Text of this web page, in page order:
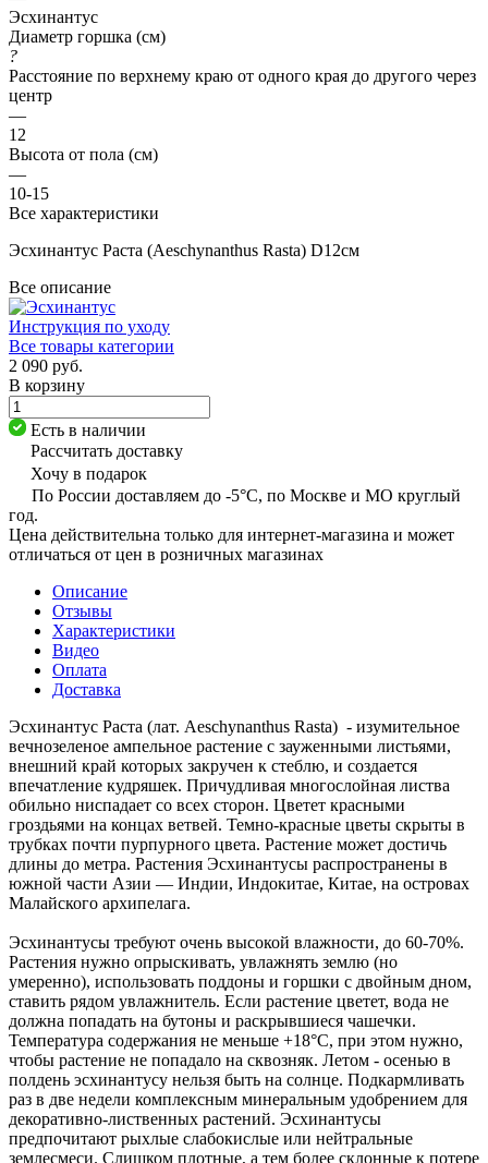
Эсхинантус
Диаметр горшка (см)
?
Расстояние по верхнему краю от одного края до другого через
центр
—
12
Высота от пола (см)
—
10-15
Все характеристики
Эсхинантус Раста (Aeschynanthus Rasta) D12см
Все описание
Инструкция по уходу
Все товары категории
2 090 руб.
В корзину
Есть в наличии
Рассчитать доставку
Хочу в подарок
По России доставляем до -5°C, по Москве и МО круглый
год.
Цена действительна только для интернет-магазина и может
отличаться от цен в розничных магазинах
Описание
Отзывы
Характеристики
Видео
Оплата
Доставка
Эсхинантус Раста (лат. Aeschynanthus Rasta) - изумительное
вечнозеленое ампельное растение с зауженными листьями,
внешний край которых закручен к стеблю, и создается
впечатление кудряшек. Причудливая многослойная листва
обильно ниспадает со всех сторон. Цветет красными
гроздьями на концах ветвей. Темно-красные цветы скрыты в
трубках почти пурпурного цвета. Растение может достичь
длины до метра. Растения Эсхинантусы распространены в
южной части Азии — Индии, Индокитае, Китае, на островах
Малайского архипелага.
Эсхинантусы требуют очень высокой влажности, до 60-70%.
Растения нужно опрыскивать, увлажнять землю (но
умеренно), использовать поддоны и горшки с двойным дном,
ставить рядом увлажнитель. Если растение цветет, вода не
должна попадать на бутоны и раскрывшиеся чашечки.
Температура содержания не меньше +18°С, при этом нужно,
чтобы растение не попадало на сквозняк. Летом - осенью в
полдень эсхинантусу нельзя быть на солнце. Подкармливать
раз в две недели комплексным минеральным удобрением для
декоративно-лиственных растений. Эсхинантусы
предпочитают рыхлые слабокислые или нейтральные
землесмеси. Слишком плотные, а тем более склонные к потере